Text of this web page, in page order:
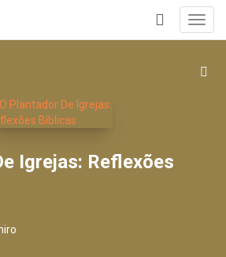
+
Igrejas: Reflexões